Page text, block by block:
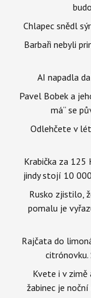
Chlapec snědl
Barbaři nebyli
AI napadla
Pavel Bobek a
má“ se
Odlehčete v
Krabička za 125
jindy stojí 10
Rusko zjistilo,
pomalu je
Rajčata do
Kvete i v zimě
žabinec je